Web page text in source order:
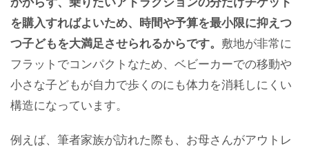
を購入すればよいため、時間や予算を最小限に抑えつ
つ子どもを大満足させられるからです。 敷地が非常に
フラットでコンパクトなため、ベビーカーでの移動や
小さな子どもが自力で歩くのにも体力を消耗しにくい
構造になっています。
例えば、筆者家族が訪れた際も、お母さんがアウトレ